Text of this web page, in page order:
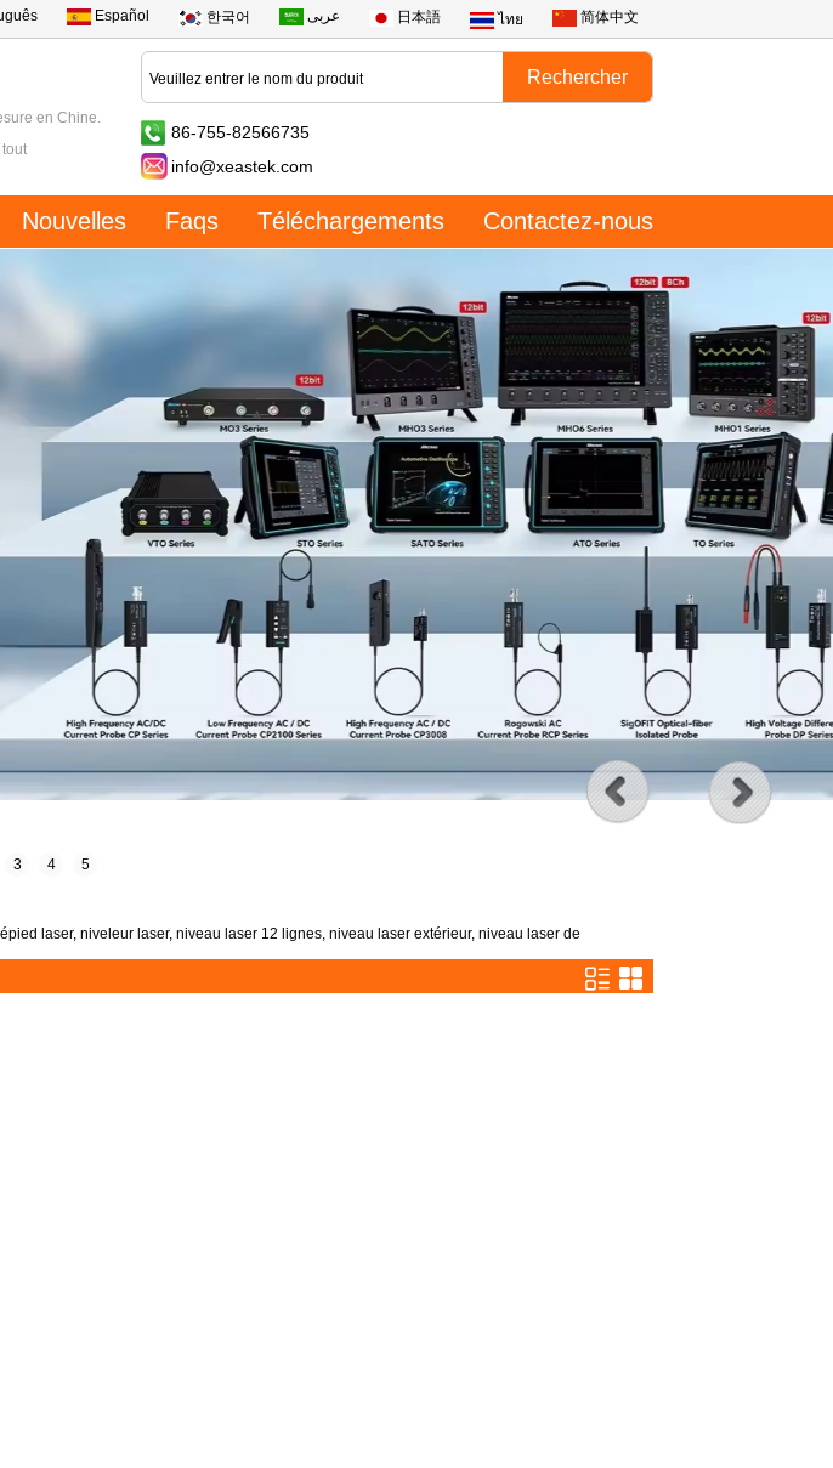
Español 한국어 عربى 日本語 ไทย 简体中文
en Chine.
86-755-82566735
info@xeastek.com
Nouvelles Faqs Téléchargements Contactez-nous
3 4 5
laser, niveleur laser, niveau laser 12 lignes, niveau laser extérieur, niveau laser de